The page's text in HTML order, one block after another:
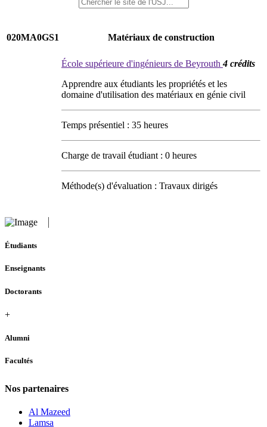
020MA0GS1 Matériaux de construction
École supérieure d'ingénieurs de Beyrouth4 crédits
Apprendre aux étudiants les propriétés et les
domaine d'utilisation des matériaux en génie civil
Temps présentiel : 35 heures
Charge de travail étudiant : 0 heures
Méthode(s) d'évaluation : Travaux dirigés
Étudiants
Enseignants
Doctorants
+
Alumni
Facultés
Nos partenaires
Al Mazeed
Lamsa